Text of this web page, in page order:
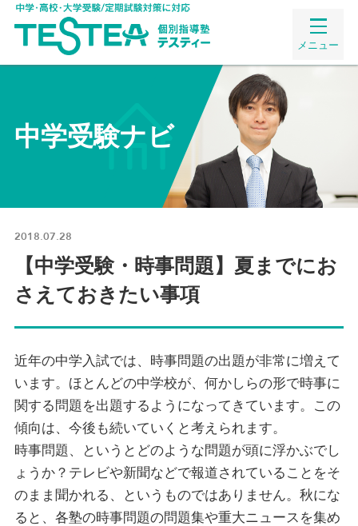
メニュー
中学受験ナビ
2018.07.28
【中学受験・時事問題】夏までにお
さえておきたい事項
近年の中学入試では、時事問題の出題が非常に増えて
います。ほとんどの中学校が、何かしらの形で時事に
関する問題を出題するようになってきています。この
傾向は、今後も続いていくと考えられます。
時事問題、というとどのような問題が頭に浮かぶでし
ょうか？テレビや新聞などで報道されていることをそ
のまま聞かれる、というものではありません。秋にな
ると、各塾の時事問題の問題集や重大ニュースを集め